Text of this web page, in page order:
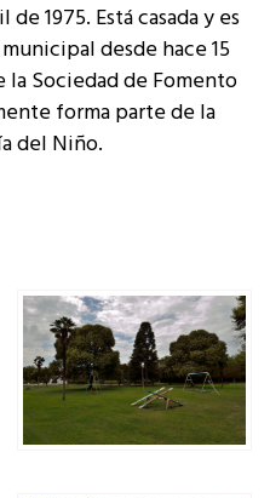
1975. Está casada y es
desde hace 15
la Sociedad de Fomento
forma parte de la
del Niño.